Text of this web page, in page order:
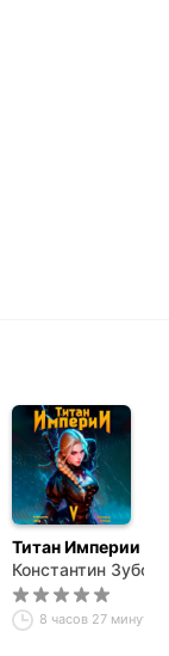
Титан Империи 5
Константин Зубов
8 часов 27 минут